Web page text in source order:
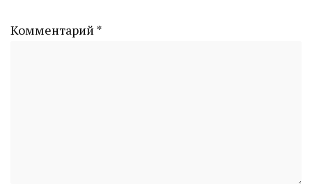
Комментарий *